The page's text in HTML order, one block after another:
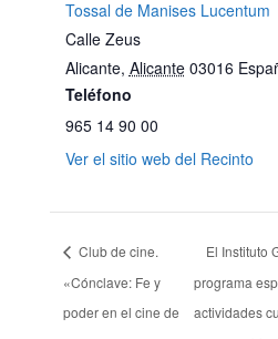
Tossal de Manises Lucentum
Calle Zeus
Alicante, Alicante 03016
Teléfono
965 14 90 00
Ver el sitio web del Recinto
Club de cine.
«Cónclave: Fe y
poder en el cine de
El Instituto
programa
actividades